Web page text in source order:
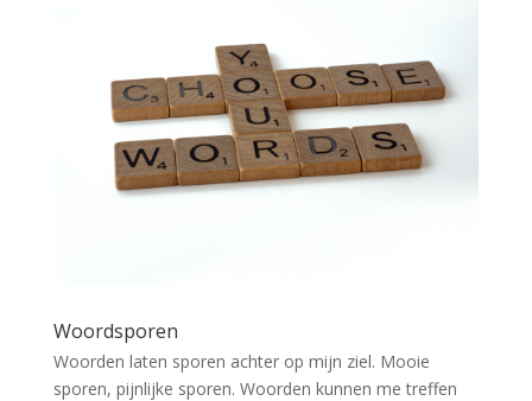
Woordsporen
Woorden laten sporen achter op mijn ziel. Mooie
sporen, pijnlijke sporen. Woorden kunnen me treffen